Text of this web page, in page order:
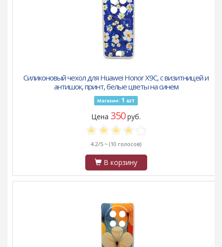
Силиконовый чехол для Huawei Honor X9C, с визитницей и
антишок, принт, белые цветы на синем
Магазин: 1 шт
Цена 350руб.
4.2/5 ~ (10 голосов)
В корзину